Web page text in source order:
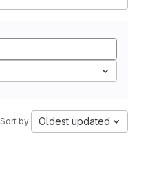
Sort by: Oldest updated